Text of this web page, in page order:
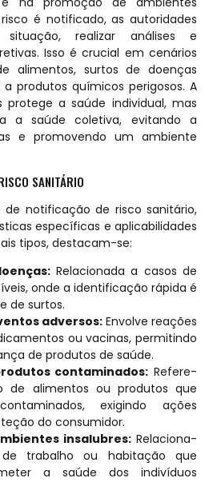
é notificado, as autoridades
realizar análises e
Isso é crucial em cenários
alimentos, surtos de doenças
produtos químicos perigosos. A
a saúde individual, mas
a saúde coletiva, evitando a
e promovendo um ambiente
SANITÁRIO
de notificação de risco sanitário,
específicas e aplicabilidades
tipos, destacam-se:
Relacionada a casos de
onde a identificação rápida é
de surtos.
adversos: Envolve reações
ou vacinas, permitindo
de produtos de saúde.
contaminados: Refere-
de alimentos ou produtos que
exigindo ações
do consumidor.
insalubres:Relaciona-
trabalho ou habitação que
a saúde dos indivíduos